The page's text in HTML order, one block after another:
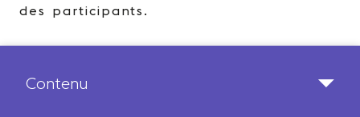
des participants.​
Contenu